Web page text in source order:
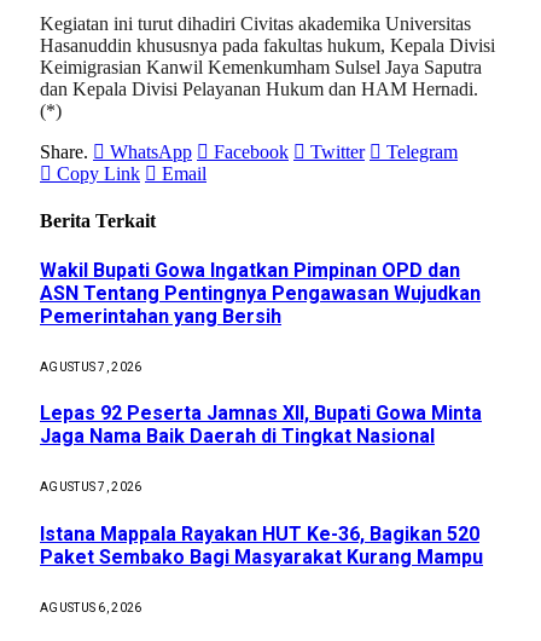
Kegiatan ini turut dihadiri Civitas akademika Universitas
Hasanuddin khususnya pada fakultas hukum, Kepala Divisi
Keimigrasian Kanwil Kemenkumham Sulsel Jaya Saputra
dan Kepala Divisi Pelayanan Hukum dan HAM Hernadi.
(*)
Share.
WhatsApp Facebook Twitter
Telegram
Copy Link
Email
Berita Terkait
Wakil Bupati Gowa Ingatkan Pimpinan OPD dan
ASN Tentang Pentingnya Pengawasan Wujudkan
Pemerintahan yang Bersih
AGUSTUS 7, 2026
Lepas 92 Peserta Jamnas XII, Bupati Gowa Minta
Jaga Nama Baik Daerah di Tingkat Nasional
AGUSTUS 7, 2026
Istana Mappala Rayakan HUT Ke-36, Bagikan 520
Paket Sembako Bagi Masyarakat Kurang Mampu
AGUSTUS 6, 2026